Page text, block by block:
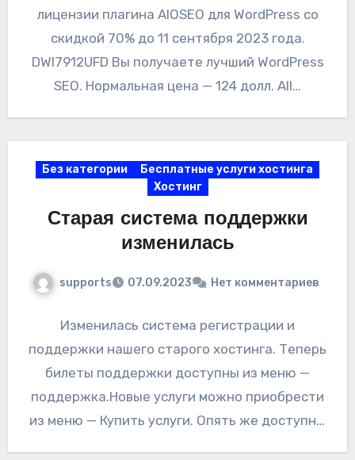
лицензии плагина AIOSEO для WordPress со
скидкой 70% до 11 сентября 2023 года.
DWI7912UFD Вы получаете лучший WordPress
SEO. Нормальная цена — 124 долл. All…
Без категории
Бесплатные услуги хостинга
Хостинг
Старая система поддержки
изменилась
supports 07.09.2023 Нет комментариев
Изменилась система регистрации и
поддержки нашего старого хостинга. Теперь
билеты поддержки доступны из меню —
поддержка.Новые услуги можно приобрести
из меню — Купить услуги. Опять же доступны